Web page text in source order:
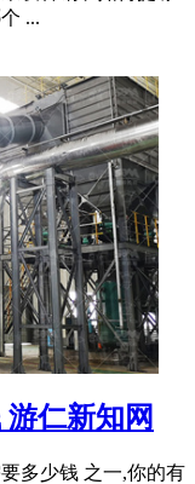
...
仁新知网
多少钱 之一,你的有